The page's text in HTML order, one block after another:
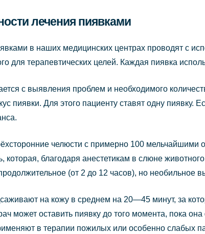
лечения пиявками
в наших медицинских центрах проводят с
для терапевтических целей. Каждая пиявка
с выявления проблем и необходимого
пиявки. Для этого пациенту ставят одну
челюсти с примерно 100 мельчайшими
которая, благодаря анестетикам в слюне
(от 2 до 12 часов), но необильное
на кожу в среднем на 20—45 минут, за
может оставить пиявку до того момента, пока
в терапии пожилых или особенно слабых